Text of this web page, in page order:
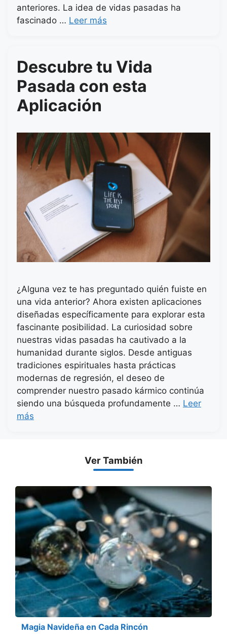
anteriores. La idea de vidas pasadas ha
fascinado … Leer más
Descubre tu Vida
Pasada con esta
Aplicación
¿Alguna vez te has preguntado quién fuiste en
una vida anterior? Ahora existen aplicaciones
diseñadas específicamente para explorar esta
fascinante posibilidad. La curiosidad sobre
nuestras vidas pasadas ha cautivado a la
humanidad durante siglos. Desde antiguas
tradiciones espirituales hasta prácticas
modernas de regresión, el deseo de
comprender nuestro pasado kármico continúa
siendo una búsqueda profundamente … Leer
más
Ver También
Magia Navideña en Cada Rincón